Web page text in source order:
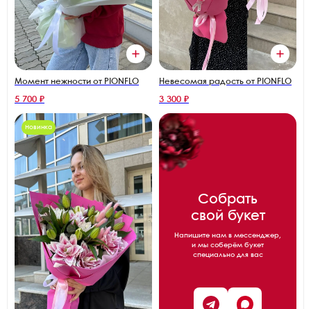
Момент нежности от PIONFLO
5 700 ₽
Невесомая радость от PIONFLO
3 300 ₽
Новинка
Собрать
свой букет
Напишите нам в мессенджер,
и мы соберём букет
специально для вас